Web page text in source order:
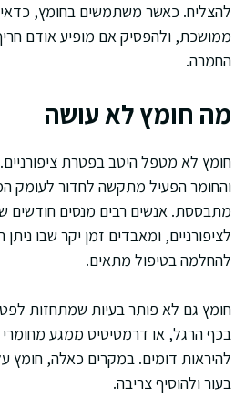
להצליח. כאשר משתמשים בחומץ,
ממושכת, ולהפסיק אם מופיע אודם
החמרה.
מה חומץ לא עושה
חומץ לא מטפל היטב בפטרת
והחומר הפעיל מתקשה לחדור לעומק
מתבססת. אנשים רבים מנסים חודשים
לציפורניים, ומאבדים זמן יקר שבו
להחלמה בטיפול מתאים.
חומץ גם לא פותר בעיות שמתחזות
בכף הרגל, או דרמטיטיס ממגע מחומרי
להיראות דומים. במקרים כאלה, חומץ
בעור ולהוסיף צריבה.